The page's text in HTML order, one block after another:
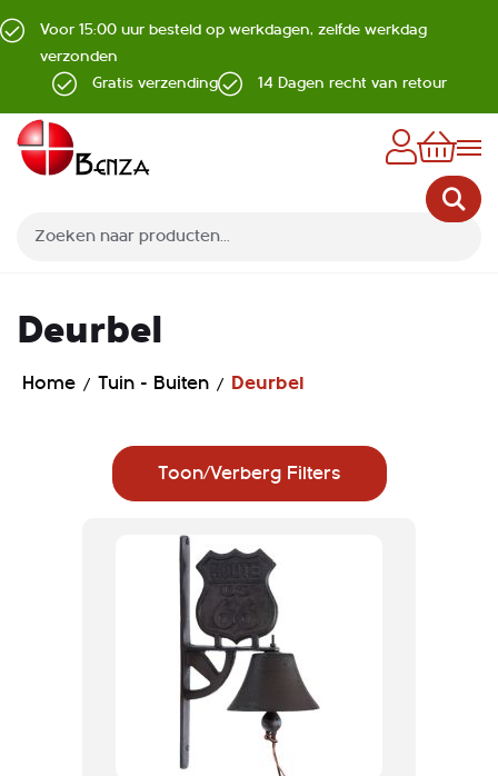
Voor 15:00 uur besteld op werkdagen, zelfde werkdag
verzonden
Gratis verzending
14 Dagen recht van retour
Deurbel
Home Tuin - Buiten Deurbel
Toon/Verberg Filters